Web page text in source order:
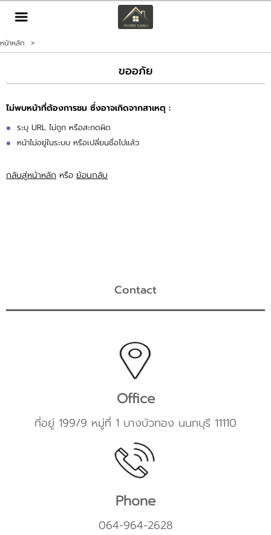
TH
เข้าสู่ระบบ สมัครสมาชิก
ทรัพย์สิน
หน้าหลัก >
ขออภัย
ไม่พบหน้าที่ต้องการชม ซึ่งอาจเกิดจากสาเหตุ :
ระบุ URL ไม่ถูก หรือสะกดผิด
หน้าไม่อยู่ในระบบ หรือเปลี่ยนชื่อไปแล้ว
กลับสู่หน้าหลัก หรือ ย้อนกลับ
Contact
Office
ที่อยู่ 199/9 หมู่ที่ 1 บางบัวทอง นนทบุรี 11110
Phone
064-964-2628